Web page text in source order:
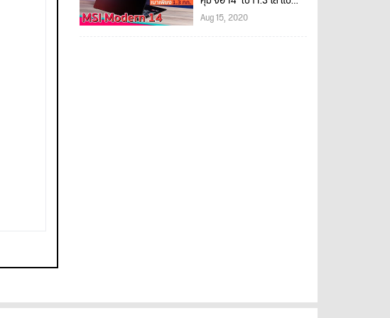
ตนาน 13 ช.ม.เริ่ม 19,990
Aug 15, 2020